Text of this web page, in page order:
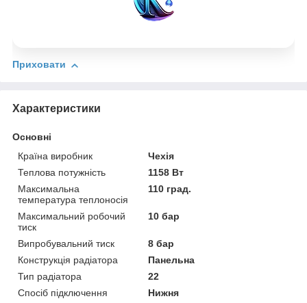
Приховати
Характеристики
Основні
Країна виробник
Чехія
Теплова потужність
1158 Вт
Максимальна
температура теплоносія
110 град.
Максимальний робочий
тиск
10 бар
Випробувальний тиск
8 бар
Конструкція радіатора
Панельна
Тип радіатора
22
Спосіб підключення
Нижня